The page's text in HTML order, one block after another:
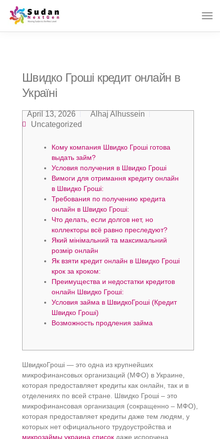
Швидко Гроші кредит онлайн в
Україні
April 13, 2026
Alhaj Alhussein
Uncategorized
Кому компания Швидко Гроші готова
выдать займ?
Условия получения в Швидко Гроші
Вимоги для отримання кредиту онлайн
в Швидко Гроші:
Требования по получению кредита
онлайн в Швидко Гроші:
Что делать, если долгов нет, но
коллекторы всё равно преследуют?
Який мінімальний та максимальний
розмір онлайн
Як взяти кредит онлайн в Швидко Гроші
крок за кроком:
Преимущества и недостатки кредитов
онлайн Швидко Гроші:
Условия займа в ШвидкоГроші (Кредит
Швидко Гроші)
Возможность продления займа
ШвидкоГроші — это одна из крупнейших
микрофинансовых организаций (МФО) в Украине,
которая предоставляет кредиты как онлайн, так и в
отделениях по всей стране. Швидко Гроші – это
микрофинансовая организация (сокращенно – МФО),
которая предоставляет кредиты даже тем людям, у
которых нет официального трудоустройства и
микрозаймы украина список даже испорчена